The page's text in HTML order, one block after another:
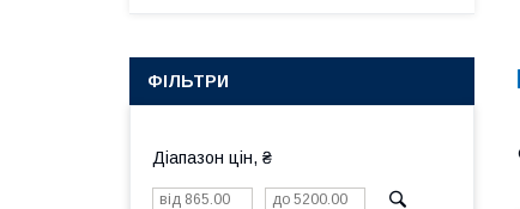
ФІЛЬТРИ
Діапазон цін, ₴